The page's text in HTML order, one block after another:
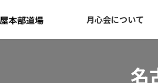
月心会について
名